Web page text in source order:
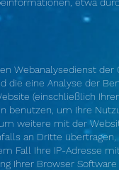
Webanalysedienst der
eine Analyse der
(einschließlich
benutzen, um Ihre
weitere mit der
an Dritte
Fall Ihre IP-Adresse
Ihrer Browser